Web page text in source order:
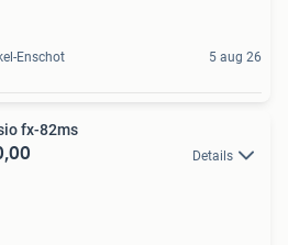
Enschot 5 aug 26
fx-82ms
Details